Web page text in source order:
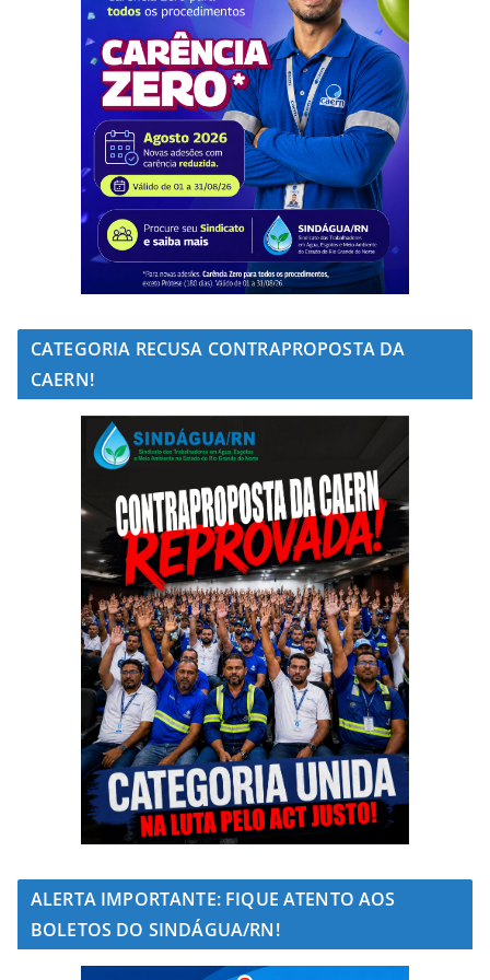
CATEGORIA RECUSA CONTRAPROPOSTA DA
CAERN!
ALERTA IMPORTANTE: FIQUE ATENTO AOS
BOLETOS DO SINDÁGUA/RN!